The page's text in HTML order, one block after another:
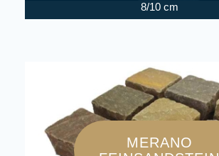
8/10 cm
MERANO